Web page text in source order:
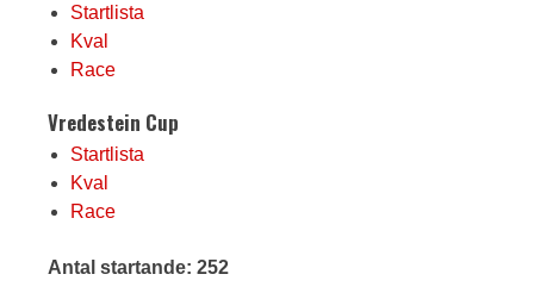
Startlista
Kval
Race
Vredestein Cup
Startlista
Kval
Race
Antal startande: 252